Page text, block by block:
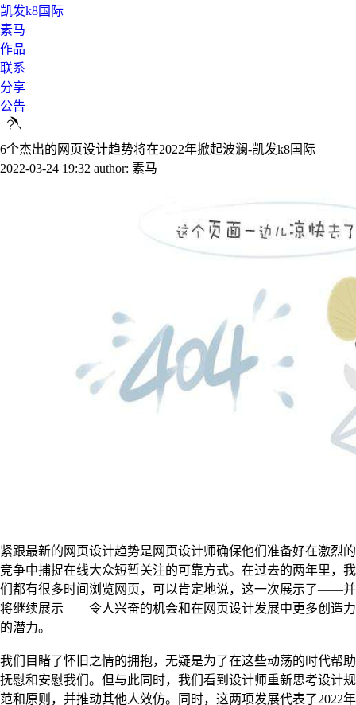
凯发k8国际
素马
作品
联系
分享
公告
6个杰出的网页设计趋势将在2022年掀起波澜-凯发k8国际
2022-03-24 19:32 author: 素马
紧跟最新的网页设计趋势是网页设计师确保他们准备好在激烈的
竞争中捕捉在线大众短暂关注的可靠方式。在过去的两年里，我
们都有很多时间浏览网页，可以肯定地说，这一次展示了——并
将继续展示——令人兴奋的机会和在网页设计发展中更多创造力
的潜力。
我们目睹了怀旧之情的拥抱，无疑是为了在这些动荡的时代帮助
抚慰和安慰我们。但与此同时，我们看到设计师重新思考设计规
范和原则，并推动其他人效仿。同时，这两项发展代表了2022年